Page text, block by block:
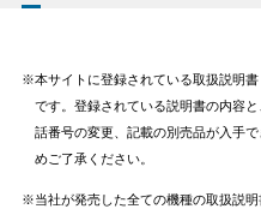
本サイトに登録されている取扱説明
です。登録されている説明書の内容
話番号の変更、記載の別売品が入手
めご了承ください。
当社が発売した全ての機種の取扱説